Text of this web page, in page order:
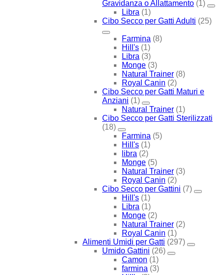
Gravidanza o Allattamento (1)
Libra (1)
Cibo Secco per Gatti Adulti (25)
Farmina (8)
Hill's (1)
Libra (3)
Monge (3)
Natural Trainer (8)
Royal Canin (2)
Cibo Secco per Gatti Maturi e
Anziani (1)
Natural Trainer (1)
Cibo Secco per Gatti Sterilizzati
(18)
Farmina (5)
Hill's (1)
libra (2)
Monge (5)
Natural Trainer (3)
Royal Canin (2)
Cibo Secco per Gattini (7)
Hill's (1)
Libra (1)
Monge (2)
Natural Trainer (2)
Royal Canin (1)
Alimenti Umidi per Gatti (297)
Umido Gattini (26)
Camon (1)
farmina (3)